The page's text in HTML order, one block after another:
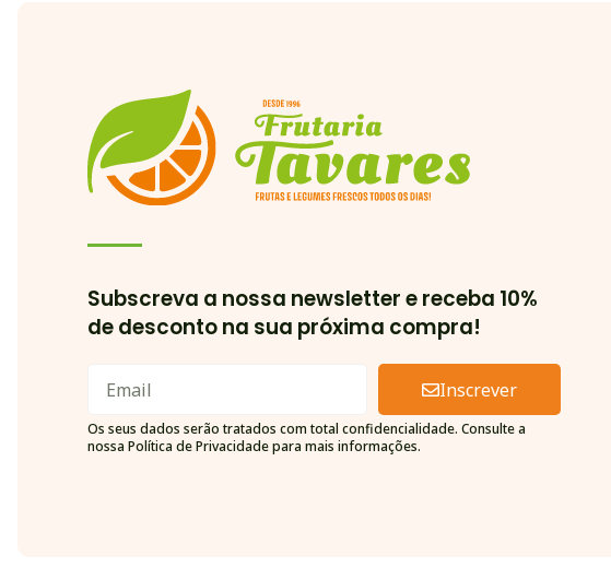
Subscreva a nossa newsletter e receba 10%
de desconto na sua próxima compra!
Inscrever
Alternative:
Os seus dados serão tratados com total confidencialidade. Consulte a
nossa Política de Privacidade para mais informações.